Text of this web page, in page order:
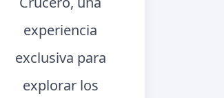
experiencia
exclusiva para
explorar los